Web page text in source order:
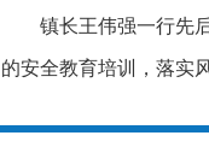
镇长王伟强一行先
的安全教育培训，落实